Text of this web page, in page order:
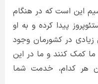
این است که در هنگام
پیدا کرده و به او
زیادی در کشورمان وجود
ما کمک کنند و ما در این
هر کدام، خدمت شما